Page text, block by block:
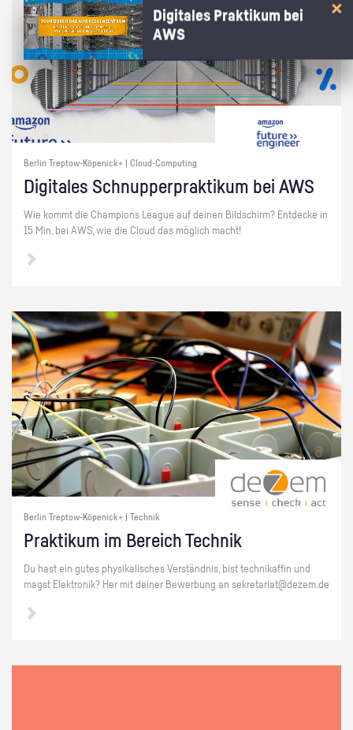
Berlin Treptow-Köpenick+ | Cloud-Computing
Di­gi­ta­les Schnup­per­prak­ti­kum bei AWS
Wie kommt die Cham­pi­ons Le­ague auf dei­nen Bild­schirm? Ent­de­cke in
15 Min. bei AWS, wie die Cloud das mög­lich macht!
Berlin Treptow-Köpenick+ | Technik
Prak­ti­kum im Be­reich Tech­nik
Du hast ein gutes phy­si­ka­li­sches Ver­ständ­nis, bist tech­ni­kaf­fin und
magst Elek­tro­nik? Her mit dei­ner Be­wer­bung an se­kre­ta­ri­at@​dezem.​de
Digitales Praktikum bei
AWS